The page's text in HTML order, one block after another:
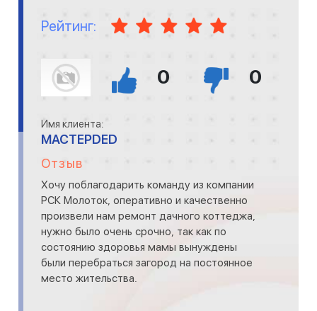
Рейтинг:
0 0
Имя клиента:
MACTEPDED
Отзыв
Хочу поблагодарить команду из компании
РСК Молоток, оперативно и качественно
произвели нам ремонт дачного коттеджа,
нужно было очень срочно, так как по
состоянию здоровья мамы вынуждены
были перебраться загород на постоянное
место жительства.